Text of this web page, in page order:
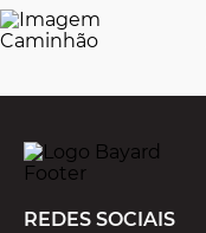
REDES SOCIAIS